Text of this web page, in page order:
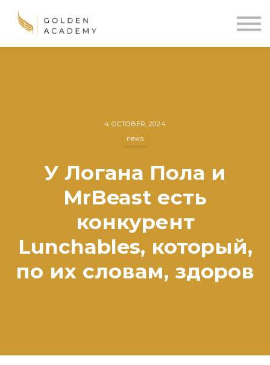
4 OCTOBER, 2024
news
У Логана Пола и
MrBeast есть
конкурент
Lunchables, который,
по их словам, здоров